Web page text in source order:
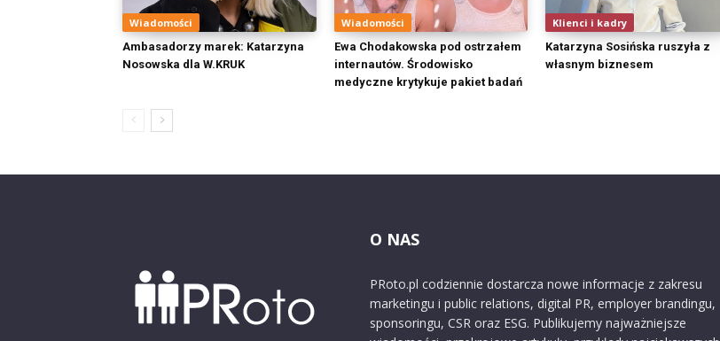
Wiadomości
Ambasadorzy marek: Katarzyna
Nosowska dla W.KRUK
Wiadomości
Ewa Chodakowska pod ostrzałem
internautów. Środowisko
medyczne krytykuje pakiet badań
Klienci i kadry
Katarzyna Sosińska ruszyła z
własnym biznesem
O NAS
PRoto.pl codziennie dostarcza nowe informacje z zakresu
marketingu i public relations, digital PR, employer brandingu,
sponsoringu, CSR oraz ESG. Publikujemy najważniejsze